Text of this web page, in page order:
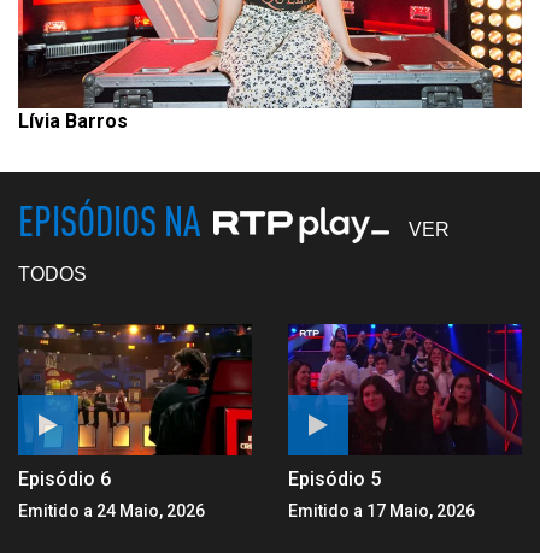
Lívia Barros
EPISÓDIOS NA VER
TODOS
Episódio 6
Emitido a 24 Maio, 2026
Episódio 5
Emitido a 17 Maio, 2026